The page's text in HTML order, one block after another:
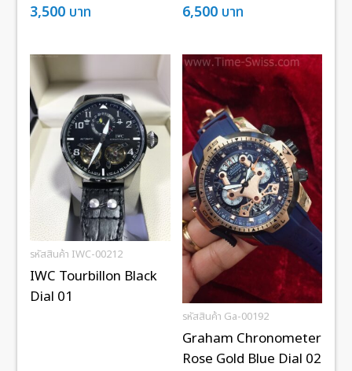
3,500 บาท 6,500 บาท
รหัสสินค้า IWC-00212
IWC Tourbillon Black
Dial 01
รหัสสินค้า Ga-00192
Graham Chronometer
Rose Gold Blue Dial 02